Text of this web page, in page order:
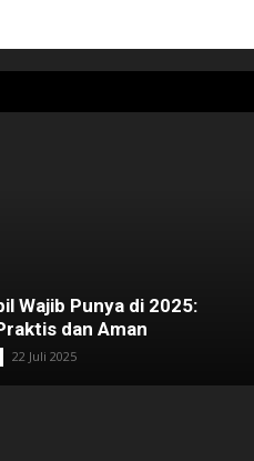
Wajib Punya di 2025:
dan Aman
22 Juli 2025